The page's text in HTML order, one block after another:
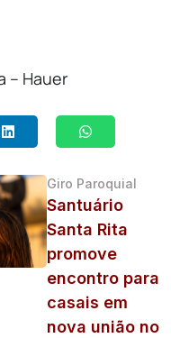
– Hauer
Giro Paroquial
Santuário
Santa Rita
promove
encontro para
casais em
nova união no